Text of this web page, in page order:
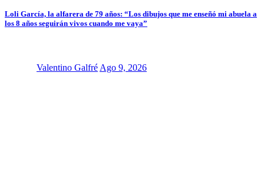
Loli García, la alfarera de 79 años: “Los dibujos que me enseñó mi abuela a
los 8 años seguirán vivos cuando me vaya”
Valentino Galfré Ago 9, 2026